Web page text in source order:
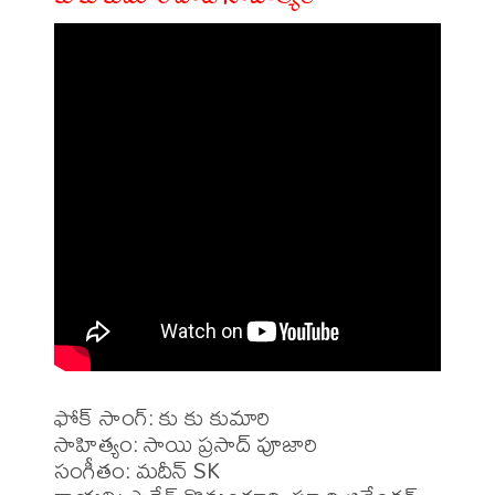
ఫోక్ సాంగ్: కు కు కుమారి
సాహిత్యం: సాయి ప్రసాద్ పూజారి
సంగీతం: మదీన్ SK